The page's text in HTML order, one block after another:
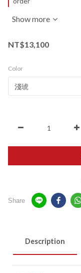
Show more
NT$13,100
Color
Share
Description